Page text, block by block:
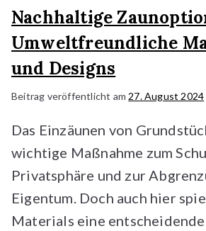
Nachhaltige
Umweltfreundliche
und Designs
Beitrag veröffentlicht am 27. August 2024
Das Einzäunen von
wichtige Maßnahme zum
Privatsphäre und zur
Eigentum. Doch auch hier
Materials eine